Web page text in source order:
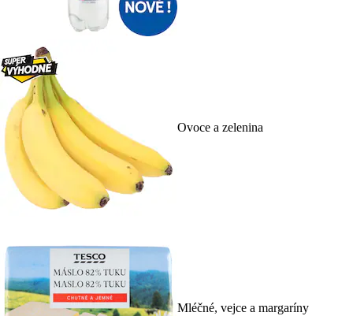
Ovoce a zelenina
Mléčné, vejce a margaríny